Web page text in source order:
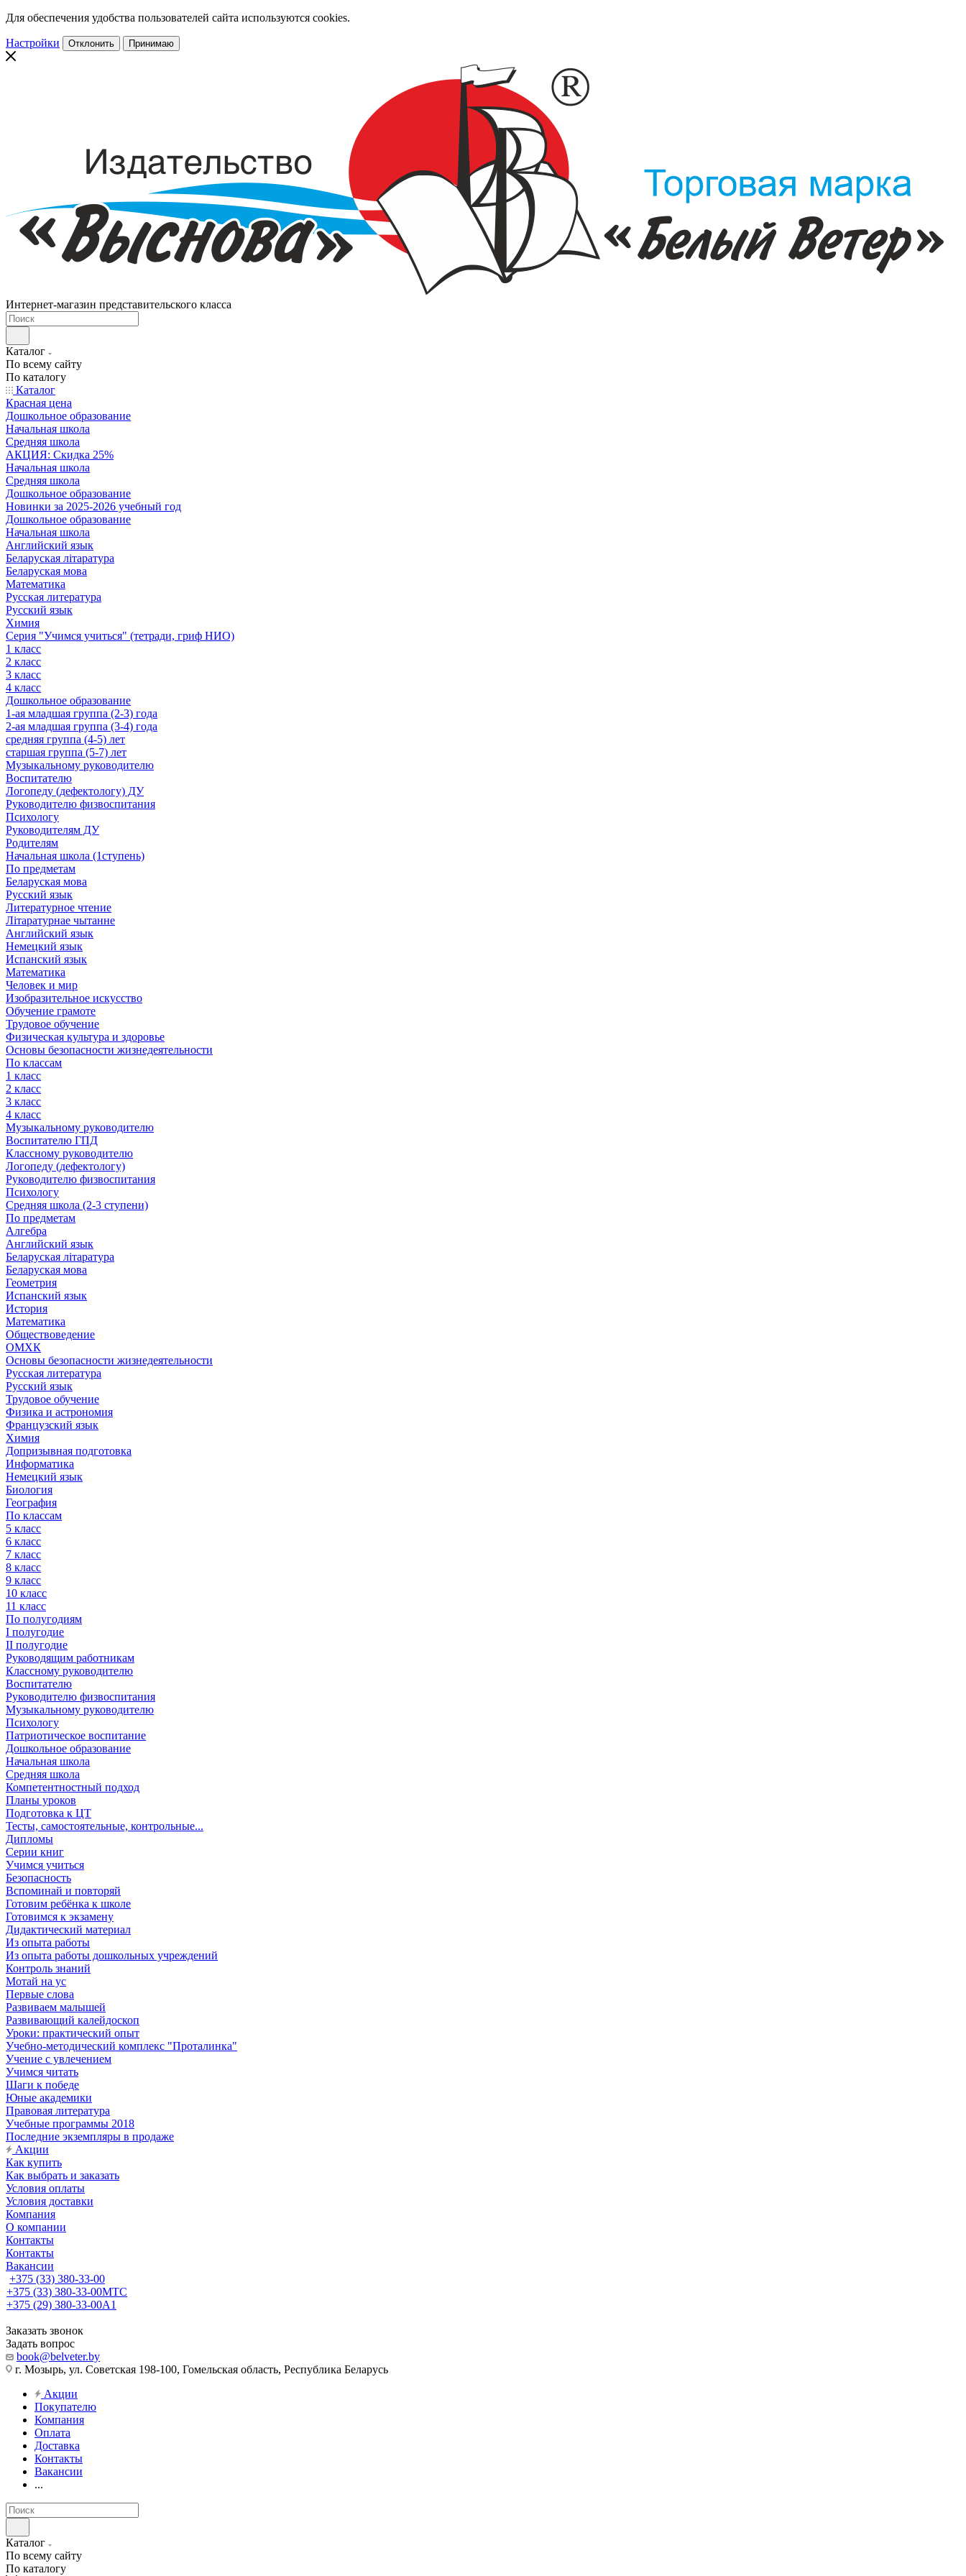
Для обеспечения удобства пользователей сайта используются cookies.
Настройки Отклонить Принимаю
Интернет-магазин представительского класса
Каталог
По всему сайту
По каталогу
Каталог
Красная цена
Дошкольное образование
Начальная школа
Средняя школа
АКЦИЯ: Скидка 25%
Начальная школа
Средняя школа
Дошкольное образование
Новинки за 2025-2026 учебный год
Дошкольное образование
Начальная школа
Английский язык
Беларуская літаратура
Беларуская мова
Математика
Русская литература
Русский язык
Химия
Серия "Учимся учиться" (тетради, гриф НИО)
1 класс
2 класс
3 класс
4 класс
Дошкольное образование
1-ая младшая группа (2-3) года
2-ая младшая группа (3-4) года
средняя группа (4-5) лет
старшая группа (5-7) лет
Музыкальному руководителю
Воспитателю
Логопеду (дефектологу) ДУ
Руководителю физвоспитания
Психологу
Руководителям ДУ
Родителям
Начальная школа (1ступень)
По предметам
Беларуская мова
Русский язык
Литературное чтение
Літаратурнае чытанне
Английский язык
Немецкий язык
Испанский язык
Математика
Человек и мир
Изобразительное искусство
Обучение грамоте
Трудовое обучение
Физическая культура и здоровье
Основы безопасности жизнедеятельности
По классам
1 класс
2 класс
3 класс
4 класс
Музыкальному руководителю
Воспитателю ГПД
Классному руководителю
Логопеду (дефектологу)
Руководителю физвоспитания
Психологу
Средняя школа (2-3 ступени)
По предметам
Алгебра
Английский язык
Беларуская літаратура
Беларуская мова
Геометрия
Испанский язык
История
Математика
Обществоведение
ОМХК
Основы безопасности жизнедеятельности
Русская литература
Русский язык
Трудовое обучение
Физика и астрономия
Французский язык
Химия
Допризывная подготовка
Информатика
Немецкий язык
Биология
География
По классам
5 класс
6 класс
7 класс
8 класс
9 класс
10 класс
11 класс
По полугодиям
I полугодие
II полугодие
Руководящим работникам
Классному руководителю
Воспитателю
Руководителю физвоспитания
Музыкальному руководителю
Психологу
Патриотическое воспитание
Дошкольное образование
Начальная школа
Средняя школа
Компетентностный подход
Планы уроков
Подготовка к ЦТ
Тесты, самостоятельные, контрольные...
Дипломы
Серии книг
Учимся учиться
Безопасность
Вспоминай и повторяй
Готовим ребёнка к школе
Готовимся к экзамену
Дидактический материал
Из опыта работы
Из опыта работы дошкольных учреждений
Контроль знаний
Мотай на ус
Первые слова
Развиваем малышей
Развивающий калейдоскоп
Уроки: практический опыт
Учебно-методический комплекс "Проталинка"
Учение с увлечением
Учимся читать
Шаги к победе
Юные академики
Правовая литература
Учебные программы 2018
Последние экземпляры в продаже
Акции
Как купить
Как выбрать и заказать
Условия оплаты
Условия доставки
Компания
О компании
Контакты
Контакты
Вакансии
+375 (33) 380-33-00
+375 (33) 380-33-00МТС
+375 (29) 380-33-00А1
Заказать звонок
Задать вопрос
book@belveter.by
г. Мозырь, ул. Советская 198-100, Гомельская область, Республика Беларусь
Акции
Покупателю
Компания
Оплата
Доставка
Контакты
Вакансии
...
Каталог
По всему сайту
По каталогу